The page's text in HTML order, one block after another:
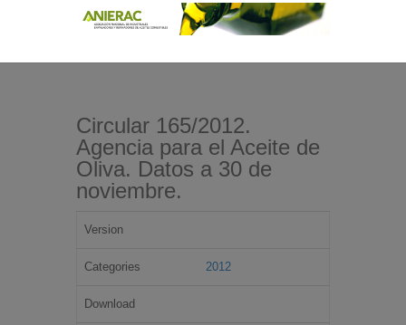
Circular 165/2012.
Agencia para el Aceite de
Oliva. Datos a 30 de
noviembre.
Version
Categories 2012
Download